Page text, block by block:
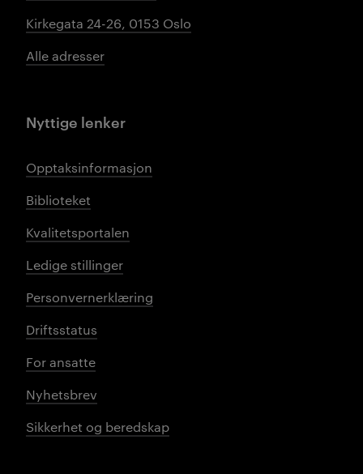
Kirkegata 24-26, 0153 Oslo
Alle adresser
Nyttige lenker
Opptaksinformasjon
Biblioteket
Kvalitetsportalen
Ledige stillinger
Personvernerklæring
Driftsstatus
For ansatte
Nyhetsbrev
Sikkerhet og beredskap